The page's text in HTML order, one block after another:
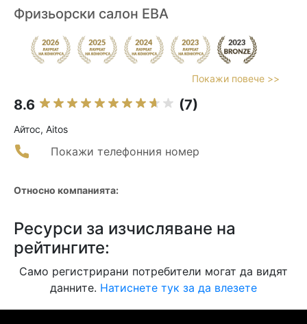
Фризьорски салон ЕВА
Покажи повече >>
8.6 (7)
Айтос, Aitos
Покажи телефонния номер
Относно компанията:
Ресурси за изчисляване на
рейтингите:
Само регистрирани потребители могат да видят
данните. Натиснете тук за да влезете